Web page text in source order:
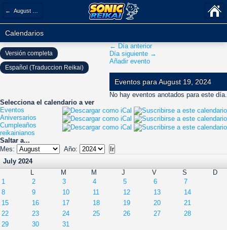
← August 2024
Calendarios
← Día anterior
Día siguiente →
Añadir evento
Eventos para August 19, 2024
No hay eventos anotados para este día.
Selecciona el calendario a ver
Eventos
Aniversarios
Cumpleaños
reikainianos
Saltar a...
Mes:
Año:
July 2024
L
M M J V S
D
1
2 3 4 5 6
7
8
9 10 11 12 13
14
15
16 17 18 19 20
21
22
23 24 25 26 27
28
29
30 31
Versión completa
Español (Traduccion Reikai)